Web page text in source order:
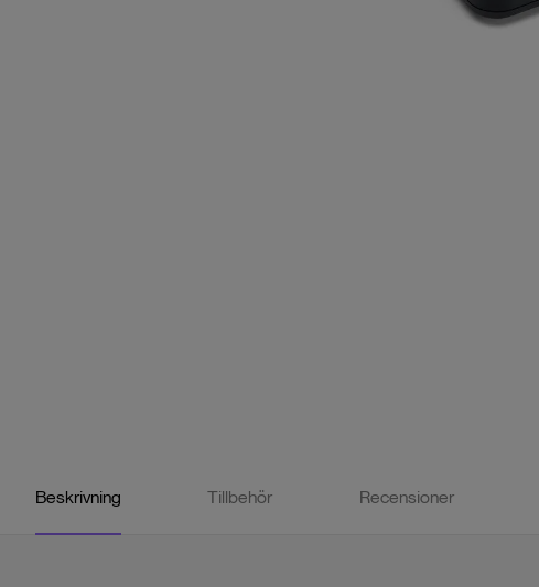
Beskrivning Tillbehör Recensioner